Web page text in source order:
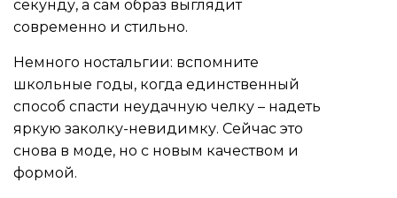
секунду, а сам образ выглядит
современно и стильно.
Немного ностальгии: вспомните
школьные годы, когда единственный
способ спасти неудачную челку – надеть
яркую заколку-невидимку. Сейчас это
снова в моде, но с новым качеством и
формой.